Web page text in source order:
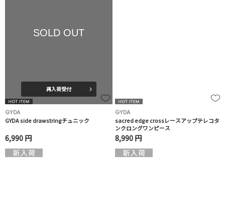
SOLD OUT
再入荷受付
GYDA
GYDA side drawstringチュニック
6,990 円
GYDA
sacred edge crossレースアップテレコタ
ンクロングワンピース
8,990 円